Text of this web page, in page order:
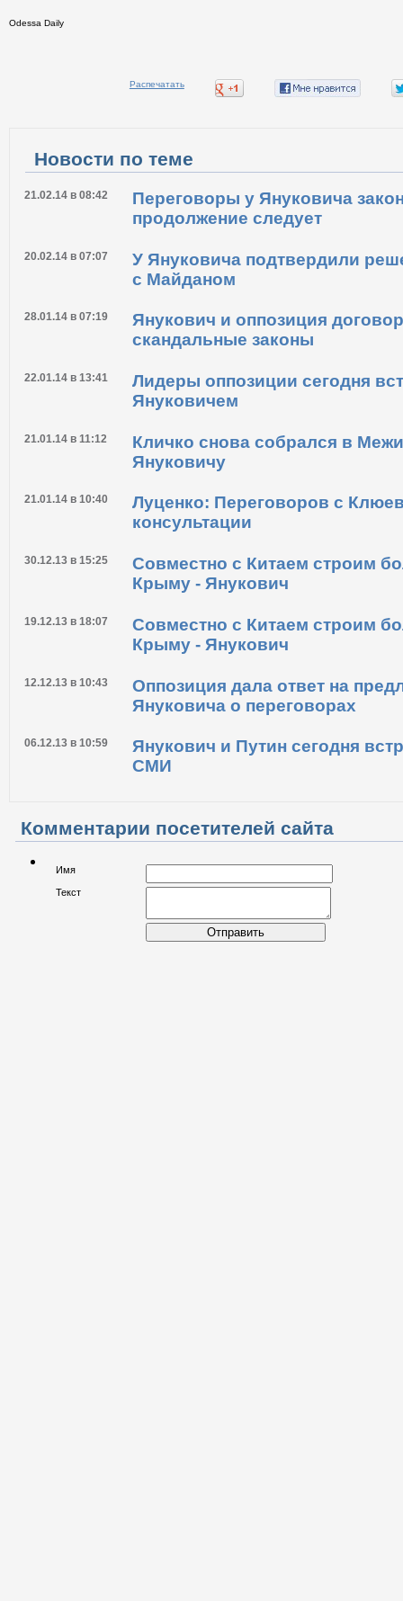
Odessa Daily
Распечатать
Новости по теме
21.02.14 в 08:42
Переговоры у Януковича
продолжение следует
20.02.14 в 07:07
У Януковича подтвердили
с Майданом
28.01.14 в 07:19
Янукович и оппозиция
скандальные законы
22.01.14 в 13:41
Лидеры оппозиции сегодня
Януковичем
21.01.14 в 11:12
Кличко снова собрался в
Януковичу
21.01.14 в 10:40
Луценко: Переговоров с
консультации
30.12.13 в 15:25
Совместно с Китаем строим
Крыму - Янукович
19.12.13 в 18:07
Совместно с Китаем строим
Крыму - Янукович
12.12.13 в 10:43
Оппозиция дала ответ на
Януковича о переговорах
06.12.13 в 10:59
Янукович и Путин сегодня
СМИ
Комментарии посетителей сайта
Имя
Текст
Отправить